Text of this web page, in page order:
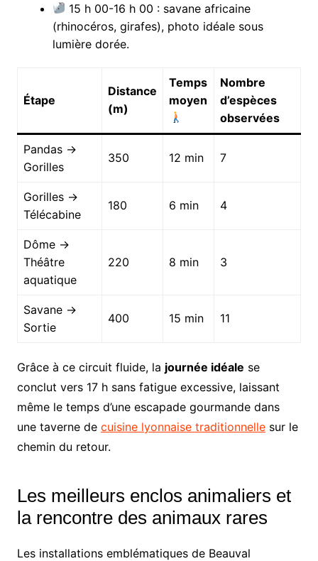
15 h 00-16 h 00 : savane africaine
(rhinocéros, girafes), photo idéale sous
lumière dorée.
Étape
Distance
(m)
Temps
moyen
Nombre
d’espèces
observées
Pandas →
Gorilles
350 12 min 7
Gorilles →
Télécabine
180 6 min 4
Dôme →
Théâtre
aquatique
220 8 min 3
Savane →
Sortie
400 15 min 11
Grâce à ce circuit fluide, la journée idéale se
conclut vers 17 h sans fatigue excessive, laissant
même le temps d’une escapade gourmande dans
une taverne de cuisine lyonnaise traditionnellesur le
chemin du retour.
Les meilleurs enclos animaliers et
la rencontre des animaux rares
Les installations emblématiques de Beauval